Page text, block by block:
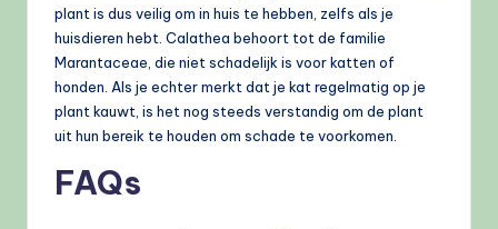
plant is dus veilig om in huis te hebben, zelfs als je
huisdieren hebt. Calathea behoort tot de familie
Marantaceae, die niet schadelijk is voor katten of
honden. Als je echter merkt dat je kat regelmatig op je
plant kauwt, is het nog steeds verstandig om de plant
uit hun bereik te houden om schade te voorkomen.
FAQs